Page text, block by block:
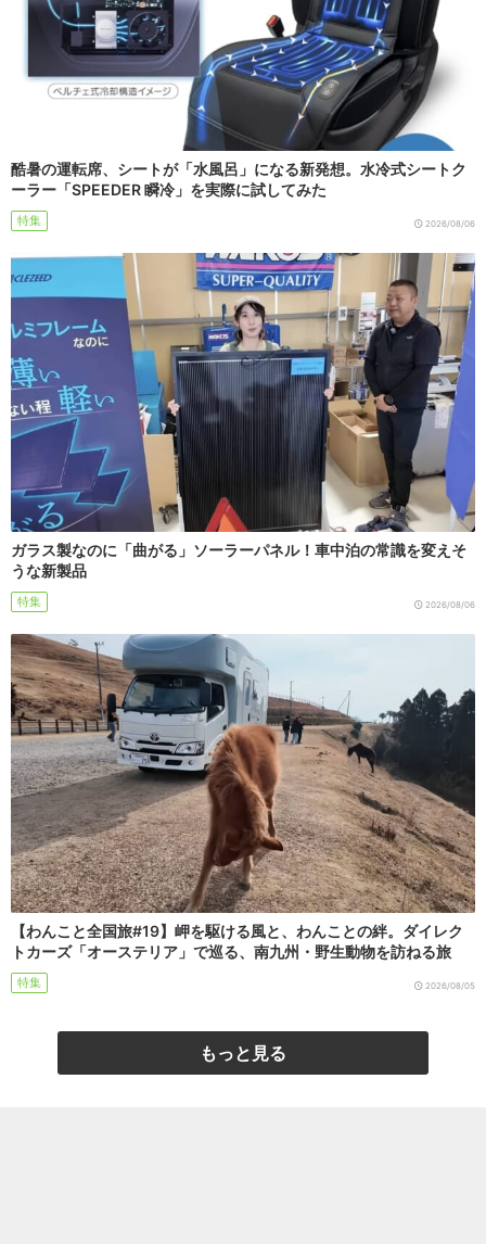
酷暑の運転席、シートが「水風呂」になる新発想。水冷式シートク
ーラー「SPEEDER 瞬冷」を実際に試してみた
特集 2026/08/06
ガラス製なのに「曲がる」ソーラーパネル！車中泊の常識を変えそ
うな新製品
特集 2026/08/06
【わんこと全国旅#19】岬を駆ける風と、わんことの絆。ダイレク
トカーズ「オーステリア」で巡る、南九州・野生動物を訪ねる旅
特集 2026/08/05
もっと見る